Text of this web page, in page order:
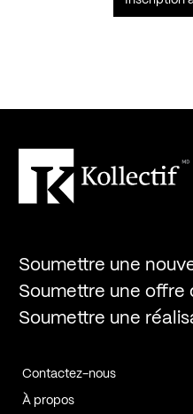
Soumettre une
Soumettre une offre
Soumettre une
Contactez-nous
À propos